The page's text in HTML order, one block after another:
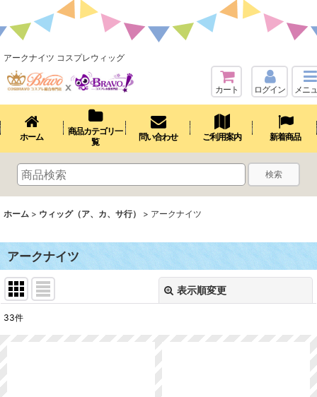
アークナイツ コスプレウィッグ
カート ログイン メニ
ホーム
商品カテゴリ一
覧
問い合わせ ご利用案内 新着商品
検索
ホーム > ウィッグ（ア、カ、サ行） > アークナイツ
アークナイツ
表示順変更
33件